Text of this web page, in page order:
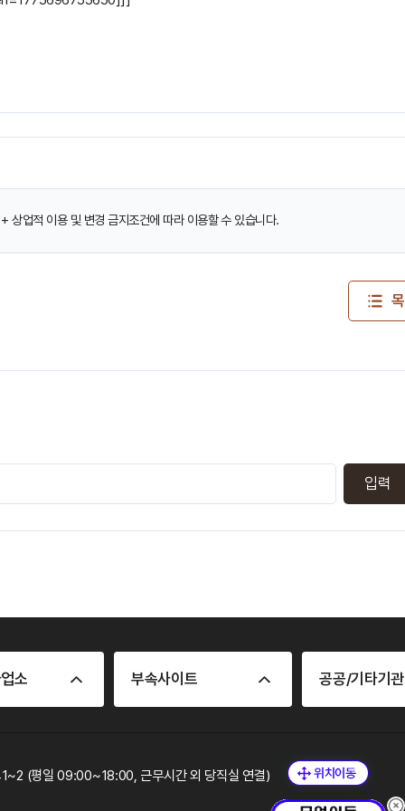
상업적 이용 및 변경 금지조건에 따라 이용할 수 있습니다.
소 부속사이트 공공/기타기관
(평일 09:00~18:00, 근무시간 외 당직실 연결)